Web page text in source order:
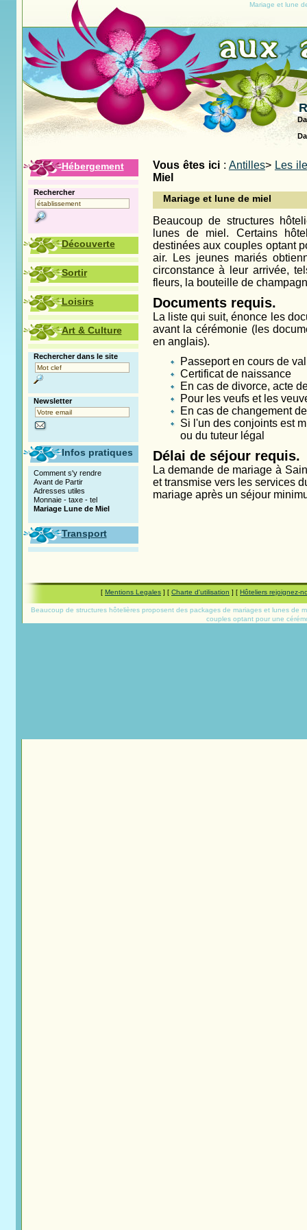
Mariage et lune
Vous êtes ici: Antilles> Les
Miel
Mariage et lune de miel
Beaucoup de structures
lunes de miel. Certains
destinées aux couples optant
air. Les jeunes mariés
circonstance à leur arrivée,
fleurs, la bouteille de
Documents requis.
La liste qui suit, énonce les
avant la cérémonie (les
en anglais).
Passeport en cours de
Certificat de naissance
En cas de divorce, acte
Pour les veufs et les
En cas de changement
Si l'un des conjoints est
ou du tuteur légal
Délai de séjour requis.
La demande de mariage à
et transmise vers les services
mariage après un séjour
Hébergement
Rechercher
Découverte
Sortir
Loisirs
Art & Culture
Rechercher dans le site
Newsletter
Infos pratiques
Comment s'y rendre
Avant de Partir
Adresses utiles
Monnaie - taxe - tel
Mariage Lune de Miel
Transport
[ Mentions Legales ] [ Charte d'utilisation ] [ Hôteliers rejoignez-
Beaucoup de structures hôtelières proposent des packages de mariages et lunes de
couples optant pour une